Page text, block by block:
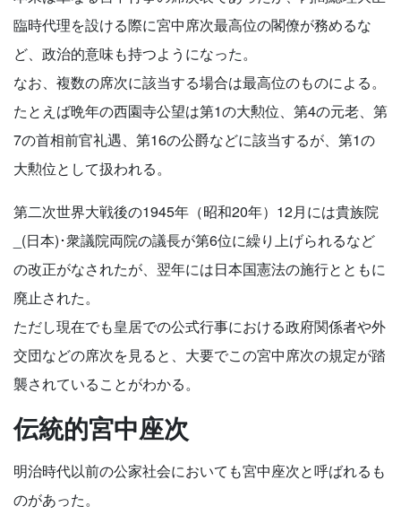
臨時代理を設ける際に宮中席次最高位の閣僚が務めるな
ど、政治的意味も持つようになった。
なお、複数の席次に該当する場合は最高位のものによる。
たとえば晩年の西園寺公望は第1の大勲位、第4の元老、第
7の首相前官礼遇、第16の公爵などに該当するが、第1の
大勲位として扱われる。
第二次世界大戦後の1945年（昭和20年）12月には貴族院
_(日本)･衆議院両院の議長が第6位に繰り上げられるなど
の改正がなされたが、翌年には日本国憲法の施行とともに
廃止された。
ただし現在でも皇居での公式行事における政府関係者や外
交団などの席次を見ると、大要でこの宮中席次の規定が踏
襲されていることがわかる。
伝統的宮中座次
明治時代以前の公家社会においても宮中座次と呼ばれるも
のがあった。